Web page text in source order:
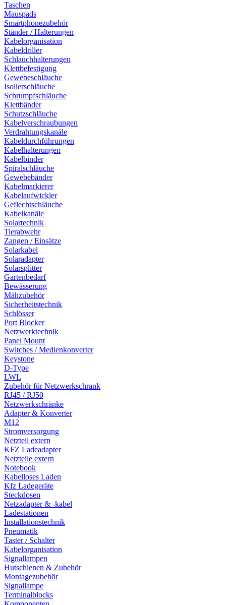
Taschen
Mauspads
Smartphonezubehör
Ständer / Halterungen
Kabelorganisation
Kabeldriller
Schlauchhalterungen
Klettbefestigung
Gewebeschläuche
Isolierschläuche
Schrumpfschläuche
Klettbänder
Schutzschläuche
Kabelverschraubungen
Verdrahtungskanäle
Kabeldurchführungen
Kabelhalterungen
Kabelbinder
Spiralschläuche
Gewebebänder
Kabelmarkierer
Kabelaufwickler
Geflechtschläuche
Kabelkanäle
Solartechnik
Tierabwehr
Zangen / Einsätze
Solarkabel
Solaradapter
Solarsplitter
Gartenbedarf
Bewässerung
Mähzubehör
Sicherheitstechnik
Schlösser
Port Blocker
Netzwerktechnik
Panel Mount
Switches / Medienkonverter
Keystone
D-Type
LWL
Zubehör für Netzwerkschrank
RJ45 / RJ50
Netzwerkschränke
Adapter & Konverter
M12
Stromversorgung
Netzteil extern
KFZ Ladeadapter
Netzteile extern
Notebook
Kabelloses Laden
Kfz Ladegeräte
Steckdosen
Netzadapter & -kabel
Ladestationen
Installationstechnik
Pneumatik
Taster / Schalter
Kabelorganisation
Signallampen
Hutschienen & Zubehör
Montagezubehör
Signallampe
Terminalblocks